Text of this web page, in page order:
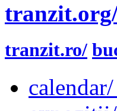
tranzit.ro/
calendar/